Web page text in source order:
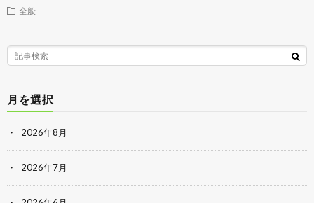
全般
月を選択
2026年8月
2026年7月